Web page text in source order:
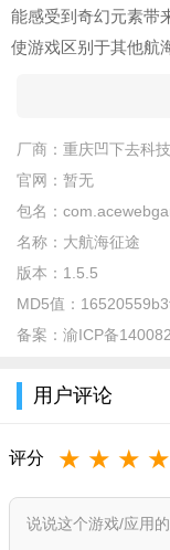
能感受到奇幻元素带
使游戏区别于其他航
厂商： 重庆凹下去科
官网： 暂无
包名：
名称： 大航海征途
版本： 1.5.5
MD5值：
备案： 渝ICP备
用户评论
评分 ★ ★ ★ ★